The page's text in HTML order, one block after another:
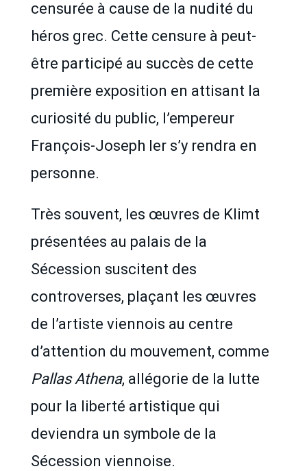
censurée à cause de la nudité du
héros grec. Cette censure à peut-
être participé au succès de cette
première exposition en attisant la
curiosité du public, l’empereur
François-Joseph Ier s’y rendra en
personne.
Très souvent, les œuvres de Klimt
présentées au palais de la
Sécession suscitent des
controverses, plaçant les œuvres
de l’artiste viennois au centre
d’attention du mouvement, comme
Pallas Athena, allégorie de la lutte
pour la liberté artistique qui
deviendra un symbole de la
Sécession viennoise.